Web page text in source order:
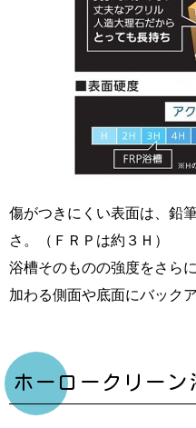
傷がつきにくい表面は、鉛
さ。（ＦＲＰは約３Ｈ）
浴槽そのものの強度をさら
加わる側面や底面にバック
ホーロークリーン